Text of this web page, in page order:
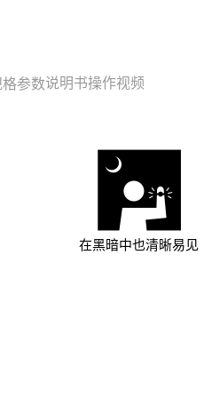
参数说明书操作视频
在黑暗中也清晰易见